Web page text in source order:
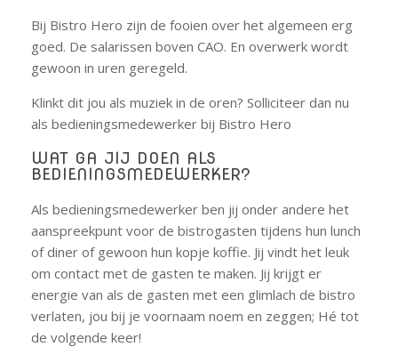
Bij Bistro Hero zijn de fooien over het algemeen erg
goed. De salarissen boven CAO. En overwerk wordt
gewoon in uren geregeld.
Klinkt dit jou als muziek in de oren? Solliciteer dan nu
als bedieningsmedewerker bij Bistro Hero
WAT GA JIJ DOEN ALS
BEDIENINGSMEDEWERKER?
Als bedieningsmedewerker ben jij onder andere het
aanspreekpunt voor de bistrogasten tijdens hun lunch
of diner of gewoon hun kopje koffie. Jij vindt het leuk
om contact met de gasten te maken. Jij krijgt er
energie van als de gasten met een glimlach de bistro
verlaten, jou bij je voornaam noem en zeggen; Hé tot
de volgende keer!